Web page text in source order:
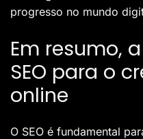
progresso no mundo
Em resumo,
SEO para o
online
O SEO é fundamental